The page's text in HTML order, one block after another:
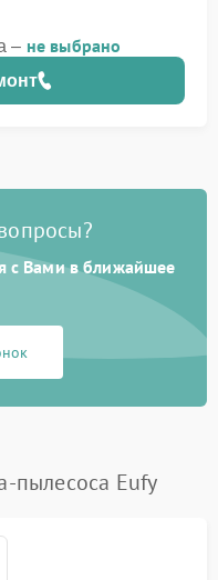
– не выбрано
с Вами в ближайшее
пылесоса Eufy